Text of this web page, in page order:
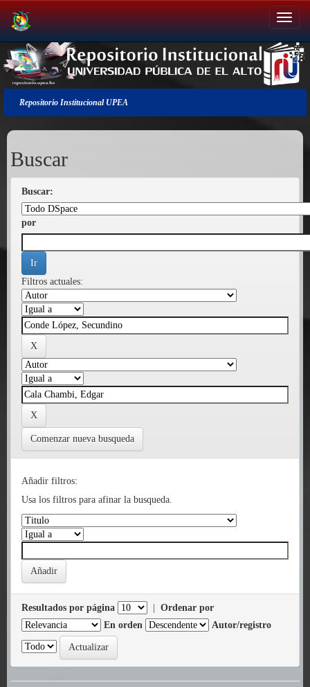
Salir
de
la
navegación
Repositorio Institucional UPEA
Buscar
Buscar:
por
Filtros actuales:
Comenzar nueva busqueda
Añadir filtros:
Usa los filtros para afinar la busqueda.
Resultados por página
Ordenar por
En orden
Autor/registro